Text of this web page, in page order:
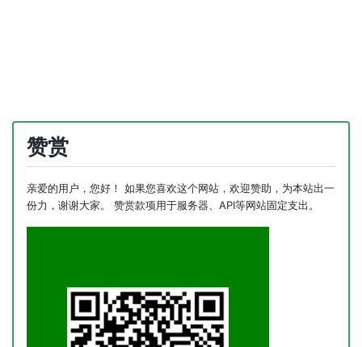
赞赏
亲爱的用户，您好！ 如果您喜欢这个网站，欢迎赞助，为本站出一
份力，谢谢大家。 赞赏款项用于服务器、API等网站固定支出。